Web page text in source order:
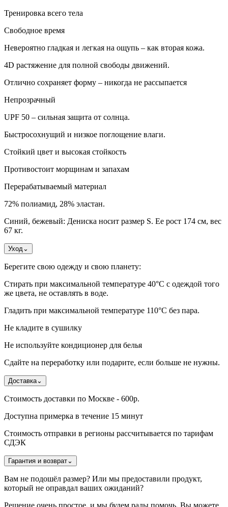
Тренировка всего тела
Свободное время
Невероятно гладкая и легкая на ощупь – как вторая кожа.
4D растяжение для полной свободы движений.
Отлично сохраняет форму – никогда не рассыпается
Непрозрачный
UPF 50 – сильная защита от солнца.
Быстросохнущий и низкое поглощение влаги.
Стойкий цвет и высокая стойкость
Противостоит морщинам и запахам
Перерабатываемый материал
72% полиамид, 28% эластан.
Синий, бежевый: Дениска носит размер S. Ее рост 174 см, вес
67 кг.
Уход ⌄
Берегите свою одежду и свою планету:
Стирать при максимальной температуре 40°C с одеждой того
же цвета, не оставлять в воде.
Гладить при максимальной температуре 110°С без пара.
Не кладите в сушилку
Не используйте кондиционер для белья
Сдайте на переработку или подарите, если больше не нужны.
Доставка⌄
Стоимость доставки по Москве - 600р.
Доступна примерка в течение 15 минут
Стоимость отправки в регионы рассчитывается по тарифам
СДЭК
Гарантия и возврат⌄
Вам не подошёл размер? Или мы предоставили продукт,
который не оправдал ваших ожиданий?
Решение очень простое, и мы будем рады помочь. Вы можете